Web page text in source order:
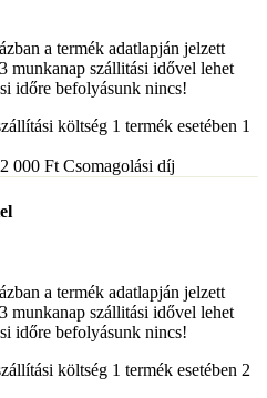
a termék adatlapján jelzett
munkanap szállitási idővel lehet
időre befolyásunk nincs!
költség 1 termék esetében 1
000 Ft Csomagolási díj
a termék adatlapján jelzett
munkanap szállitási idővel lehet
időre befolyásunk nincs!
költség 1 termék esetében 2